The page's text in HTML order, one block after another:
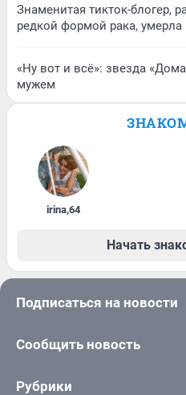
Знаменитая тикток-блогер,
редкой формой рака, умерла
«Ну вот и всё»: звезда
мужем
irina,64
Начать
Подписаться на новости
Сообщить новость
Рубрики